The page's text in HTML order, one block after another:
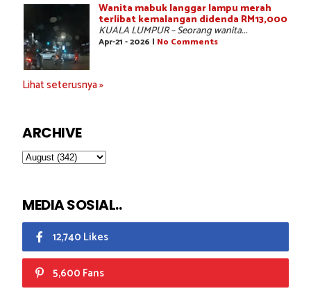
Wanita mabuk langgar lampu merah
terlibat kemalangan didenda RM13,000
KUALA LUMPUR – Seorang wanita...
Apr-21 - 2026 | No Comments
Lihat seterusnya »
ARCHIVE
MEDIA SOSIAL..
12,740 Likes
5,600 Fans